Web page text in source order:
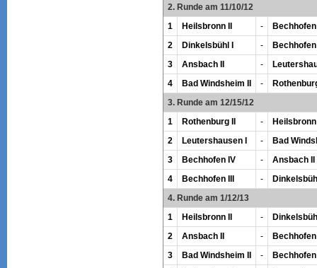
2. Runde am 11/10/12
1
Heilsbronn II -
Bechhofen
2
Dinkelsbühl I -
Bechhofen
3
Ansbach II -
4
Bad Windsheim II -
3. Runde am 12/15/12
1
Rothenburg II -
Heilsbronn
2
Leutershausen I -
Bad
3
Bechhofen IV -
Ansbach II
4
Bechhofen III -
4. Runde am 1/12/13
1
Heilsbronn II -
2
Ansbach II -
Bechhofen
3
Bad Windsheim II -
Bechhofen